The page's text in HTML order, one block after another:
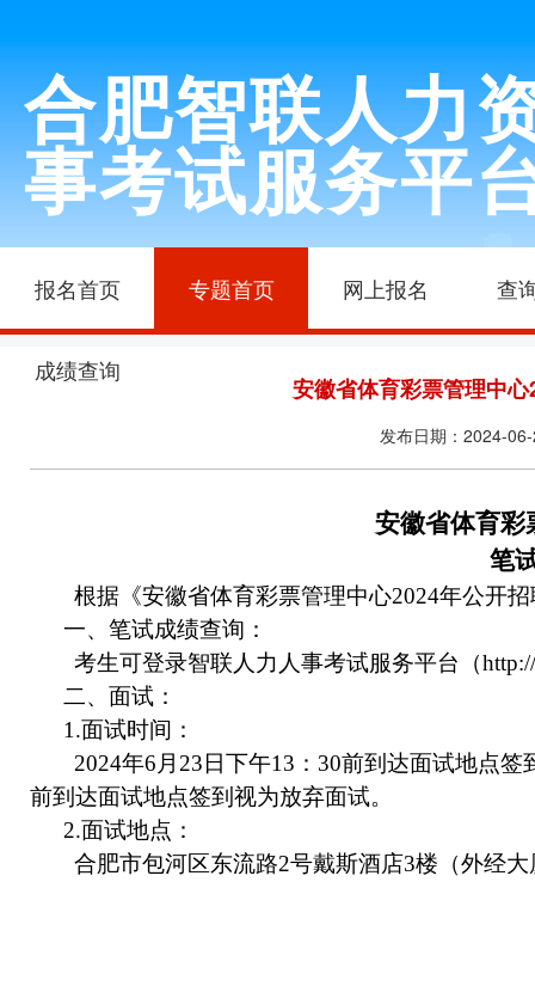
合肥智联人力
事考试服务平
报名首页 专题首页 网上报名 查
成绩查询
安徽省体育彩票管理中
发布日期：2024-
安徽省体育彩
笔
根据《安徽省体育彩票管理中心2024年公开
一、笔试成绩查询：
考生可登录智联人力人事考试服务平台（
二、面试：
1.面试时间：
2024年6 月 23 日下午13 ： 30前到达面试地点签
前到达面试地点签到视为放弃面试。
2.面试地点：
合肥市包河区东流路2号戴斯酒店3楼（外经大